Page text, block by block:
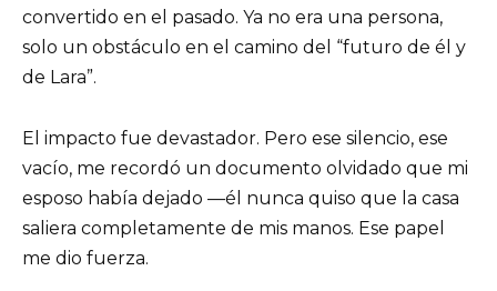
convertido en el pasado. Ya no era una persona,
solo un obstáculo en el camino del “futuro de él y
de Lara”.
El impacto fue devastador. Pero ese silencio, ese
vacío, me recordó un documento olvidado que mi
esposo había dejado —él nunca quiso que la casa
saliera completamente de mis manos. Ese papel
me dio fuerza.